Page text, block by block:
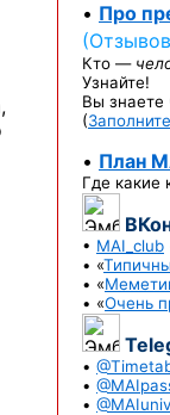
• Про
Кто —
Узнайте!
Вы знаете
(
• План
Где какие
• MAI_club
• «
• «
• «Очень
•
•
•